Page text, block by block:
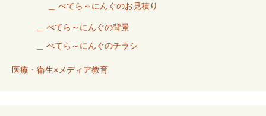
＿ べてら～にんぐのお見積り
＿ べてら～にんぐの背景
＿ べてら～にんぐのチラシ
医療・衛生×メディア教育